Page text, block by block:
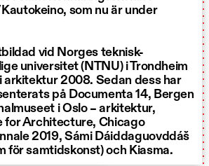
som nu är under
vid Norges teknisk-
universitet (NTNU) i Trondheim
arkitektur 2008. Sedan dess har
på Documenta 14, Bergen
i Oslo – arkitektur,
for Architecture, Chicago
2019, Sámi Dáiddaguovddáš
för samtidskonst) och Kiasma.